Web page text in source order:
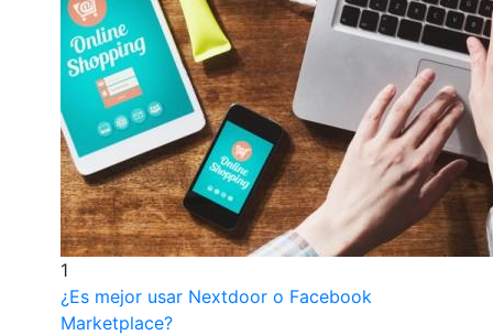
1
¿Es mejor usar Nextdoor o Facebook
Marketplace?